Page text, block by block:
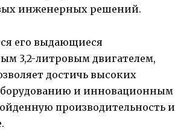
инженерных решений.
его выдающиеся
3,2-литровым двигателем,
достичь высоких
и инновационным
производительность и